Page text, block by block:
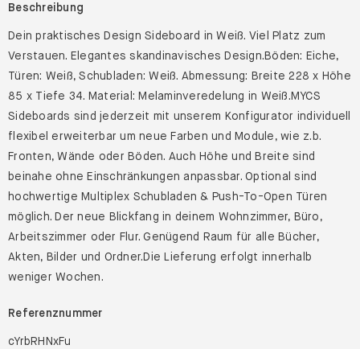
Beschreibung
Dein praktisches Design Sideboard in Weiß. Viel Platz zum
Verstauen. Elegantes skandinavisches Design.Böden: Eiche,
Türen: Weiß, Schubladen: Weiß. Abmessung: Breite 228 x Höhe
85 x Tiefe 34. Material: Melaminveredelung in Weiß.MYCS
Sideboards sind jederzeit mit unserem Konfigurator individuell
flexibel erweiterbar um neue Farben und Module, wie z.b.
Fronten, Wände oder Böden. Auch Höhe und Breite sind
beinahe ohne Einschränkungen anpassbar. Optional sind
hochwertige Multiplex Schubladen & Push-To-Open Türen
möglich. Der neue Blickfang in deinem Wohnzimmer, Büro,
Arbeitszimmer oder Flur. Genügend Raum für alle Bücher,
Akten, Bilder und Ordner.Die Lieferung erfolgt innerhalb
weniger Wochen.
Referenznummer
cYrbRHNxFu